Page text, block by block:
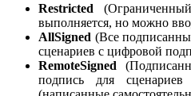
Restricted
выполняется, но можно
AllSigned (Все
сценариев с цифровой
RemoteSigned
подпись для